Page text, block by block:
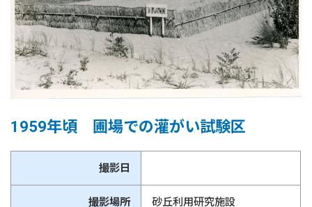
1959年頃 圃場での灌がい試験区
撮影日
撮影場所 砂丘利用研究施設